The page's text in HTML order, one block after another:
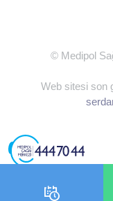
© Medipol
Web sitesi son